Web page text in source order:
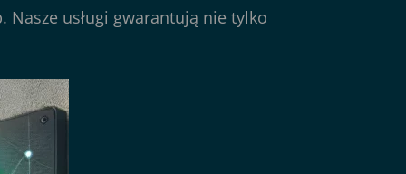
usługi gwarantują nie tylko